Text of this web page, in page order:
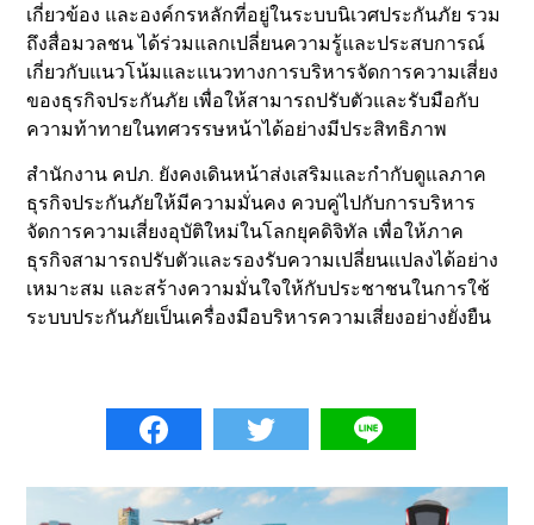
เกี่ยวข้อง และองค์กรหลักที่อยู่ในระบบนิเวศประกันภัย รวม
ถึงสื่อมวลชน ได้ร่วมแลกเปลี่ยนความรู้และประสบการณ์
เกี่ยวกับแนวโน้มและแนวทางการบริหารจัดการความเสี่ยง
ของธุรกิจประกันภัย เพื่อให้สามารถปรับตัวและรับมือกับ
ความท้าทายในทศวรรษหน้าได้อย่างมีประสิทธิภาพ
สำนักงาน คปภ. ยังคงเดินหน้าส่งเสริมและกำกับดูแลภาค
ธุรกิจประกันภัยให้มีความมั่นคง ควบคู่ไปกับการบริหาร
จัดการความเสี่ยงอุบัติใหม่ในโลกยุคดิจิทัล เพื่อให้ภาค
ธุรกิจสามารถปรับตัวและรองรับความเปลี่ยนแปลงได้อย่าง
เหมาะสม และสร้างความมั่นใจให้กับประชาชนในการใช้
ระบบประกันภัยเป็นเครื่องมือบริหารความเสี่ยงอย่างยั่งยืน